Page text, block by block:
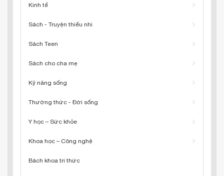
Kinh tế
Sách - Truyện thiếu nhi
Sách Teen
Sách cho cha mẹ
Kỹ năng sống
Thường thức - Đời sống
Y học – Sức khỏe
Khoa học – Công nghệ
Bách khoa tri thức